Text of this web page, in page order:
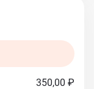
350,00 ₽